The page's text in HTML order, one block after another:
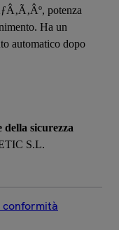
potenza
Ha un
automatico dopo
della sicurezza
S.L.
conformità